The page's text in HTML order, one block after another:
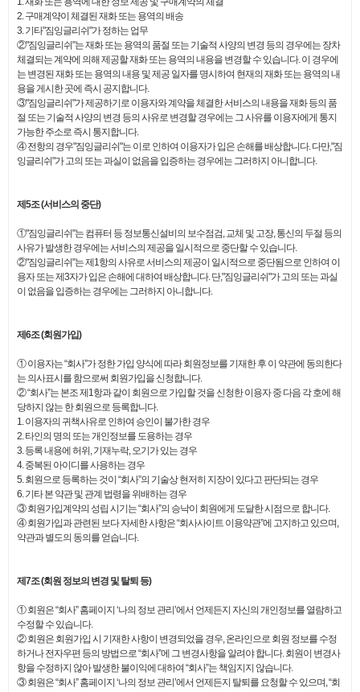
2. 구매계약이 체결된 재화 또는 용역의 배송
3. 기타"짐잉글리쉬"가 정하는 업무
②"짐잉글리쉬"는 재화 또는 용역의 품절 또는 기술적 사양의 변경 등의 경우에는 장차
체결되는 계약에 의해 제공할 재화 또는 용역의 내용을 변경할 수 있습니다. 이 경우에
는 변경된 재화 또는 용역의 내용 및 제공 일자를 명시하여 현재의 재화 또는 용역의 내
용을 게시한 곳에 즉시 공지합니다.
③"짐잉글리쉬"가 제공하기로 이용자와 계약을 체결한 서비스의 내용을 재화 등의 품
절 또는 기술적 사양의 변경 등의 사유로 변경할 경우에는 그 사유를 이용자에게 통지
가능한 주소로 즉시 통지합니다.
④ 전항의 경우"짐잉글리쉬"는 이로 인하여 이용자가 입은 손해를 배상합니다. 다만,"짐
잉글리쉬"가 고의 또는 과실이 없음을 입증하는 경우에는 그러하지 아니합니다.
제5조 (서비스의 중단)
①"짐잉글리쉬"는 컴퓨터 등 정보통신설비의 보수점검, 교체 및 고장, 통신의 두절 등의
사유가 발생한 경우에는 서비스의 제공을 일시적으로 중단할 수 있습니다.
②"짐잉글리쉬"는 제1항의 사유로 서비스의 제공이 일시적으로 중단됨으로 인하여 이
용자 또는 제3자가 입은 손해에 대하여 배상합니다. 단,"짐잉글리쉬"가 고의 또는 과실
이 없음을 입증하는 경우에는 그러하지 아니합니다.
제6조 (회원가입)
① 이용자는 “회사”가 정한 가입 양식에 따라 회원정보를 기재한 후 이 약관에 동의한다
는 의사표시를 함으로써 회원가입을 신청합니다.
② “회사”는 본조 제1항과 같이 회원으로 가입할 것을 신청한 이용자 중 다음 각 호에 해
당하지 않는 한 회원으로 등록합니다.
1. 이용자의 귀책사유로 인하여 승인이 불가한 경우
2. 타인의 명의 또는 개인정보를 도용하는 경우
3. 등록 내용에 허위, 기재누락, 오기가 있는 경우
4. 중복된 아이디를 사용하는 경우
5. 회원으로 등록하는 것이 “회사”의 기술상 현저히 지장이 있다고 판단되는 경우
6. 기타 본 약관 및 관계 법령을 위배하는 경우
③ 회원가입계약의 성립 시기는 “회사”의 승낙이 회원에게 도달한 시점으로 합니다.
④ 회원가입과 관련된 보다 자세한 사항은 “회사사이트 이용약관”에 고지하고 있으며,
약관과 별도의 동의를 얻습니다.
제7조 (회원 정보의 변경 및 탈퇴 등)
① 회원은 “회사” 홈페이지 ‘나의 정보 관리’에서 언제든지 자신의 개인정보를 열람하고
수정할 수 있습니다.
② 회원은 회원가입 시 기재한 사항이 변경되었을 경우, 온라인으로 회원 정보를 수정
하거나 전자우편 등의 방법으로 “회사”에 그 변경사항을 알려야 합니다. 회원이 변경사
항을 수정하지 않아 발생한 불이익에 대하여 “회사”는 책임지지 않습니다.
③ 회원은 “회사” 홈페이지 ‘나의 정보 관리’에서 언제든지 탈퇴를 요청할 수 있으며, “회